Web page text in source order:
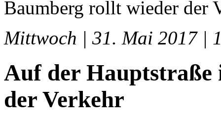
Baumberg rollt wieder der
Mittwoch | 31. Mai 2017 |
Auf der
der Verkehr